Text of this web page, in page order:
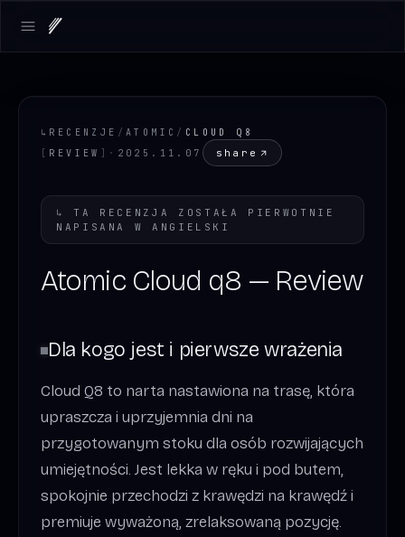
Open main menu
↳ RECENZJE /ATOMIC / CLOUD Q8
[ REVIEW ] · 2025.11.07 share
↳ TA RECENZJA ZOSTAŁA PIERWOTNIE
NAPISANA W
ANGIELSKI
Atomic Cloud q8 — Review
Dla kogo jest i pierwsze wrażenia
Cloud Q8 to narta nastawiona na trasę, która
upraszcza i uprzyjemnia dni na
przygotowanym stoku dla osób rozwijających
umiejętności. Jest lekka w ręku i pod butem,
spokojnie przechodzi z krawędzi na krawędź i
premiuje wyważoną, zrelaksowaną pozycję.